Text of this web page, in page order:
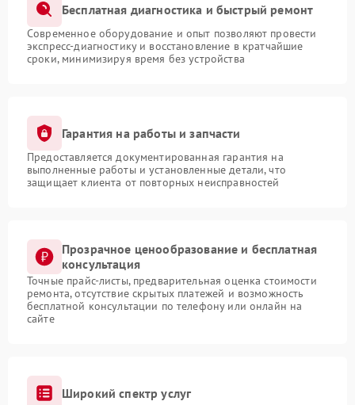
Бесплатная диагностика и быстрый ремонт
Современное оборудование и опыт позволяют провести
экспресс-диагностику и восстановление в кратчайшие
сроки, минимизируя время без устройства
Гарантия на работы и запчасти
Предоставляется документированная гарантия на
выполненные работы и установленные детали, что
защищает клиента от повторных неисправностей
Прозрачное ценообразование и бесплатная
консультация
Точные прайс-листы, предварительная оценка стоимости
ремонта, отсутствие скрытых платежей и возможность
бесплатной консультации по телефону или онлайн на
сайте
Широкий спектр услуг